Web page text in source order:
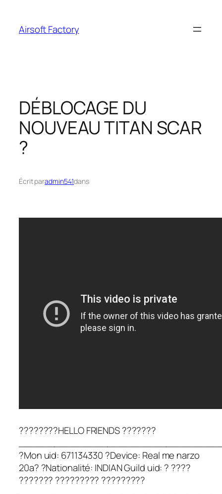
contenu
Airsoft Factory
DÉBLOCAGE DU
NOUVEAU TITAN SCAR
?
Écrit paradmin541dans
????????HELLO FRIENDS ???????
?Mon uid: 671134330 ?Device: Real me narzo
20a? ?Nationalité: INDIAN Guild uid: ? ????
??????? ????????? ?????????